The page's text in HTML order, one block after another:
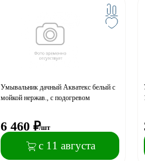
Умывальник дачный Акватекс белый с
мойкой нержав., с подогревом
6 460 ₽/шт
с 11 августа